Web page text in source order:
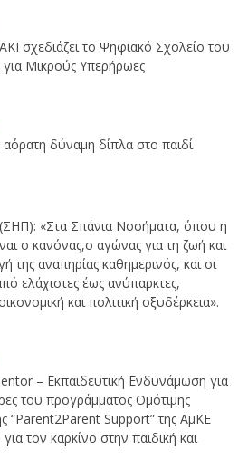
σχεδιάζει το Ψηφιακό Σχολείο του
Μικρούς Υπερήρωες
δύναμη δίπλα στο παιδί
«Στα Σπάνια Νοσήματα, όπου η
ο κανόνας,ο αγώνας για τη ζωή και
της αναπηρίας καθημερινός, και οι
ελάχιστες έως ανύπαρκτες,
και πολιτική οξυδέρκεια».
– Εκπαιδευτική Ενδυνάμωση για
του προγράμματος Ομότιμης
“Parent2Parent Support” της ΑμΚΕ
τον καρκίνο στην παιδική και